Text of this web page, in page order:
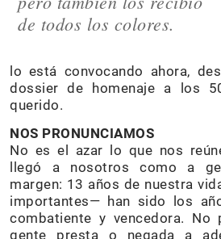
de todos los colores.
lo está convocando ahora,
dossier de homenaje a los
querido.
NOS PRONUNCIAMOS
No es el azar lo que nos
llegó a nosotros como a
margen: 13 años de nuestra
importantes— han sido los
combatiente y vencedora. No
gente presta o negada a